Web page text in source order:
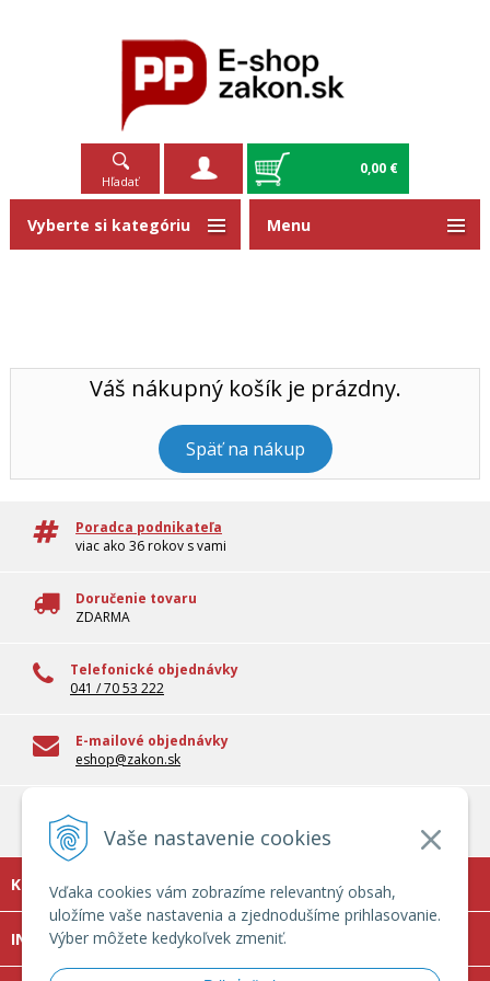
Vaše nastavenie cookies
Vďaka cookies vám zobrazíme relevantný obsah,
uložíme vaše nastavenia a zjednodušíme prihlasovanie.
Výber môžete kedykoľvek zmeniť.
Hľadať
0,00 €
Váš nákupný košík je prázdny.
Späť na nákup
Vyberte si kategóriu Menu
Poradca podnikateľa
viac ako 36 rokov s vami
Doručenie tovaru
ZDARMA
Telefonické objednávky
041 / 70 53 222
E-mailové objednávky
eshop@zakon.sk
Odborné informácie pre reálnu prax
KONTAKT
INFOLINKA